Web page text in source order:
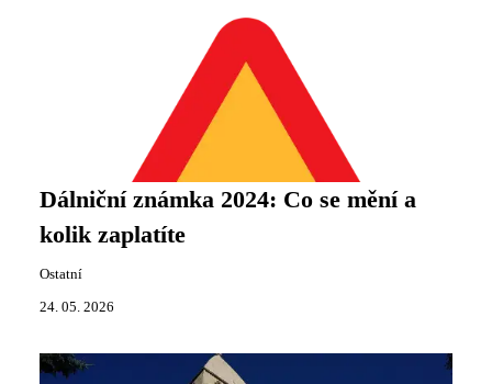
Dálniční známka 2024: Co se mění a
kolik zaplatíte
Ostatní
24. 05. 2026